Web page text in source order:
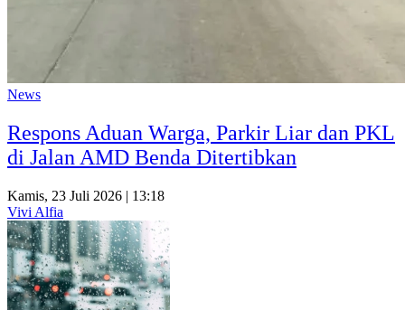
News
Respons Aduan Warga, Parkir Liar dan PKL
di Jalan AMD Benda Ditertibkan
Kamis, 23 Juli 2026 | 13:18
Vivi Alfia